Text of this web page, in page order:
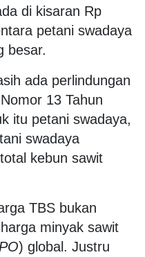
di kisaran Rp
petani swadaya
besar.
ada perlindungan
13 Tahun
itu petani swadaya,
swadaya
kebun sawit
TBS bukan
minyak sawit
) global. Justru